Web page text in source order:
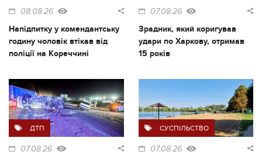
08.08.26
Напідпитку у комендантську
годину чоловік втікав від
поліції на Кореччині
07.08.26
Зрадник, який коригував
удари по Харкову, отримав
15 років
ДТП
07.08.26
СУСПІЛЬСТВО
07.08.26